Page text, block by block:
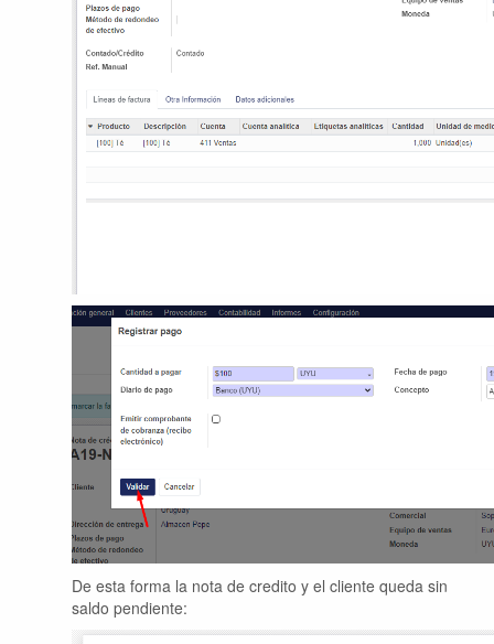
De esta forma la nota de credito y el cliente queda sin
saldo pendiente: